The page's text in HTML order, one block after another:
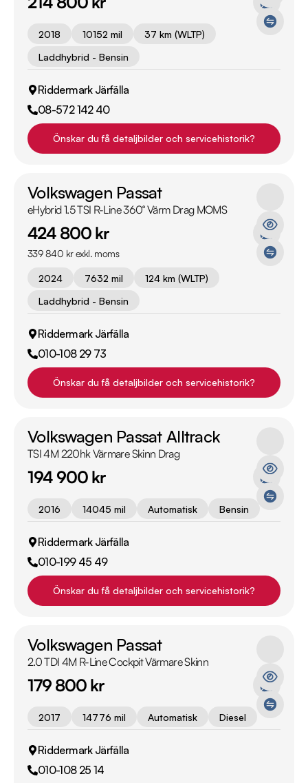
2018 10152 mil
37 km (WLTP)
Laddhybrid - Bensin
Riddermark Järfälla
08-572 142 40
Önskar du få detaljbilder och servicehistorik?
Volkswagen Passat
eHybrid 1.5 TSI R-Line 360° Värm Drag MOMS
424 800 kr
339 840 kr exkl. moms
2024 7632 mil
124 km (WLTP)
Laddhybrid - Bensin
Riddermark Järfälla
010-108 29 73
Önskar du få detaljbilder och servicehistorik?
Volkswagen Passat Alltrack
TSI 4M 220hk Värmare Skinn Drag
194 900 kr
2016 14045 mil Automatisk Bensin
Riddermark Järfälla
010-199 45 49
Önskar du få detaljbilder och servicehistorik?
Volkswagen Passat
2.0 TDI 4M R-Line Cockpit Värmare Skinn
179 800 kr
2017 14776 mil Automatisk Diesel
Riddermark Järfälla
010-108 25 14